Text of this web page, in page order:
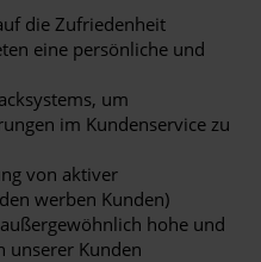
die Zufriedenheit
eine persönliche und
um
im Kundenservice zu
von aktiver
werben Kunden)
hohe und
unserer Kunden